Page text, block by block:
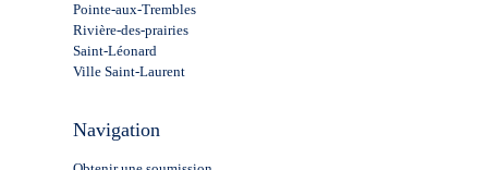
Pointe-aux-Trembles
Rivière-des-prairies
Saint-Léonard
Ville Saint-Laurent
Navigation